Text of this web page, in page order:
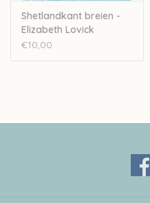
Shetlandkant breien -
Elizabeth Lovick
€10,00